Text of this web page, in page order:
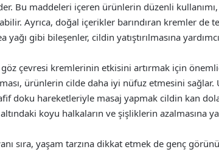
Bu maddeleri içeren ürünlerin düzenli
Ayrıca, doğal içerikler barındıran kremler de
yağı gibi bileşenler, cildin yatıştırılmasına
göz çevresi kremlerinin etkisini artırmak için
ürünlerin cilde daha iyi nüfuz etmesini sağlar.
doku hareketleriyle masaj yapmak cildin kan
altındaki koyu halkaların ve şişliklerin azalmasına
sıra, yaşam tarzına dikkat etmek de genç